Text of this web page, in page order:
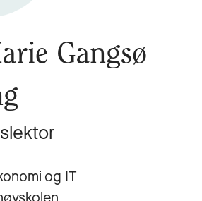
Gangsø
og IT